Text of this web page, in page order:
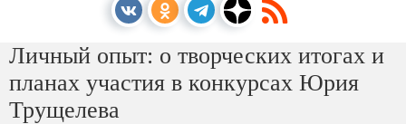
Личный опыт: о творческих итогах и
планах участия в конкурсах Юрия
Трущелева